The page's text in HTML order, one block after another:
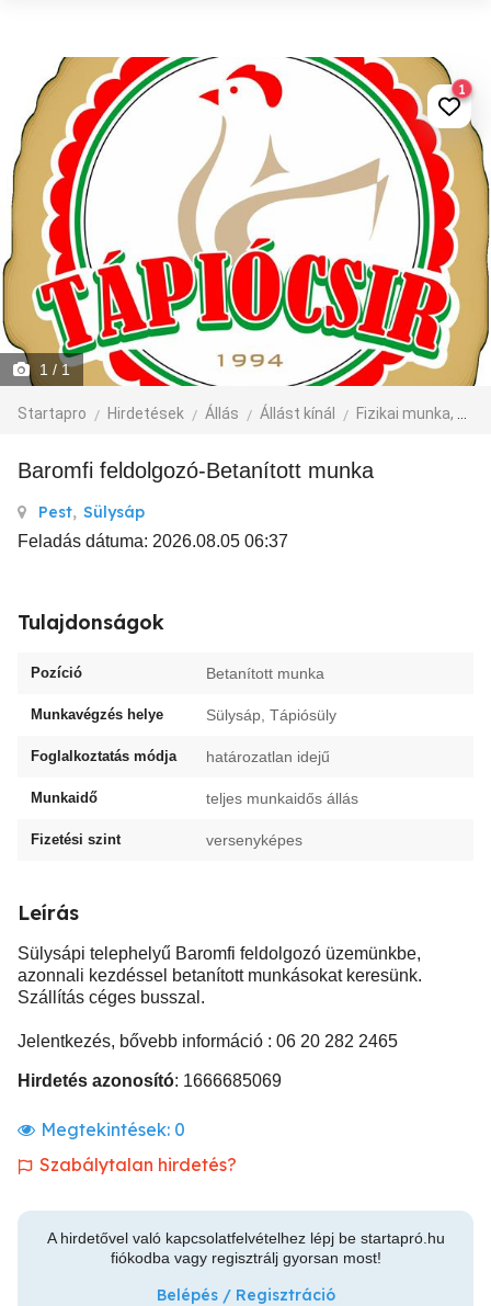
1 / 1
Startapro Hirdetések Állás Állást kínál Fizikai munka, segédmunka
1
Baromfi feldolgozó-Betanított munka
Pest, Sülysáp
Feladás dátuma: 2026.08.05 06:37
Tulajdonságok
Pozíció Betanított munka
Munkavégzés helye Sülysáp, Tápiósüly
Foglalkoztatás módja határozatlan idejű
Munkaidő teljes munkaidős állás
Fizetési szint versenyképes
Leírás
Sülysápi telephelyű Baromfi feldolgozó üzemünkbe,
azonnali kezdéssel betanított munkásokat keresünk.
Szállítás céges busszal.
Jelentkezés, bővebb információ : 06 20 282 2465
Hirdetés azonosító: 1666685069
Megtekintések: 0
Szabálytalan hirdetés?
A hirdetővel való kapcsolatfelvételhez lépj be startapró.hu
fiókodba vagy regisztrálj gyorsan most!
Belépés / Regisztráció